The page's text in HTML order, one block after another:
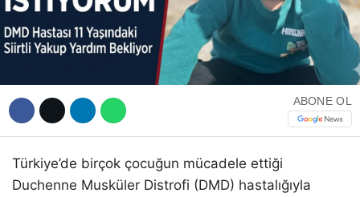
WhatsApp İhbar Hattı
Instagram
ABONE OL
Türkiye’de birçok çocuğun mücadele ettiği
Duchenne Musküler Distrofi (DMD) hastalığıyla